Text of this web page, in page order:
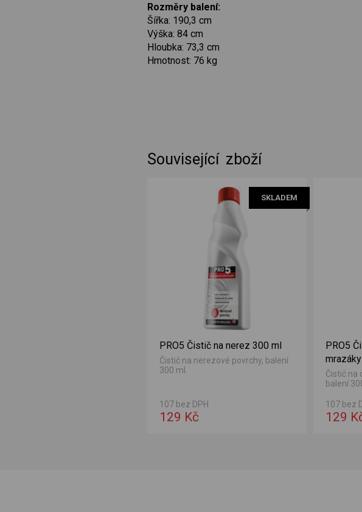
Rozměry balení:
Šířka: 190,3 cm
Výška: 84 cm
Hloubka: 73,3 cm
Hmotnost: 76 kg
Související zboží
SKLADEM
PRO5 Čistič na nerez 300 ml
Čistič na nerezové povrchy, balení
300 ml.
107 bez DPH
129 Kč
PRO5
Čistič na
balení
107 bez
129